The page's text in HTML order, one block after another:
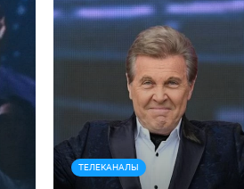
ТЕЛЕКАНАЛЫ